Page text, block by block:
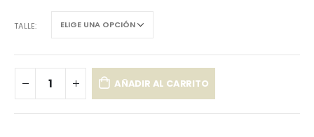
TALLE
AÑADIR AL CARRITO